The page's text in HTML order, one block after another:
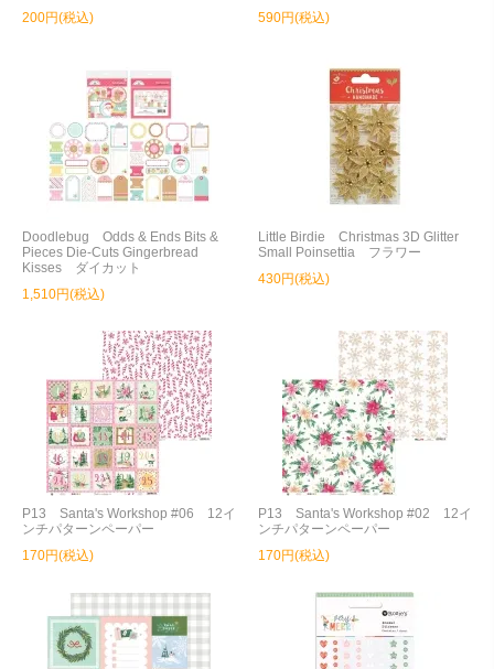
200円(税込)
590円(税込)
Doodlebug Odds & Ends Bits &
Pieces Die-Cuts Gingerbread
Kisses ダイカット
1,510円(税込)
Little Birdie Christmas 3D Glitter
Small Poinsettia フラワー
430円(税込)
P13 Santa's Workshop #06 12イ
ンチパターンペーパー
170円(税込)
P13 Santa's Workshop #02 12イ
ンチパターンペーパー
170円(税込)